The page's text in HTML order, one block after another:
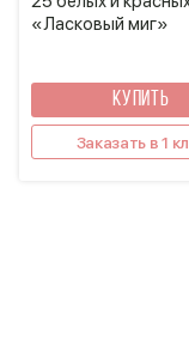
«Ласковый миг»
КУПИТЬ
Заказать в 1